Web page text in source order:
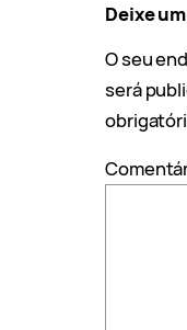
Deixe
O seu
será